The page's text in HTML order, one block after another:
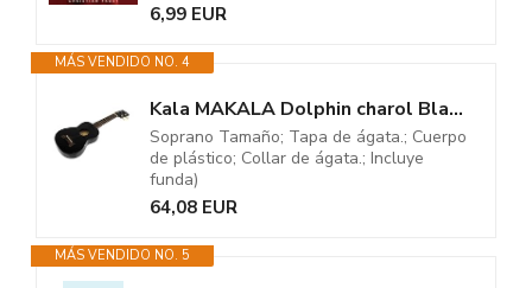
6,99 EUR
MÁS VENDIDO NO. 4
Kala MAKALA Dolphin charol Black Sparkle – Ukelele soprano (con funda
Soprano Tamaño; Tapa de ágata.; Cuerpo
de plástico; Collar de ágata.; Incluye
funda)
64,08 EUR
MÁS VENDIDO NO. 5